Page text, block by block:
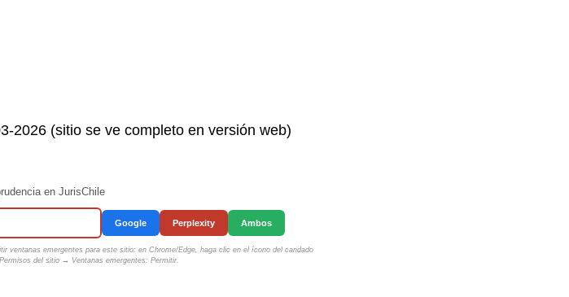
2026 (sitio se ve completo en versión web)
en JurisChile
Google Perplexity Ambos
ventanas emergentes para este sitio: en Chrome/Edge, haga clic en el ícono del candado
Permisos del sitio → Ventanas emergentes: Permitir.